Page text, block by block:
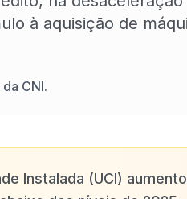
à aquisição de
CNI.
Instalada (UCI)